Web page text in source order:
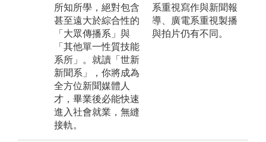
所知所學，絕對包含
甚至遠大於綜合性的
「大眾傳播系」與
「其他單一性質技能
系所」。就讀「世新
新聞系」，你將成為
全方位新聞媒體人
才，畢業後必能快速
進入社會就業，無縫
接軌。
系重視寫作與新聞報
導、廣電系重視製播
與拍片仍有不同。